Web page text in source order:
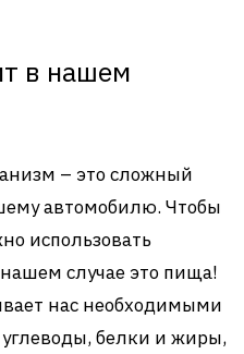
в нашем
– это сложный
автомобилю. Чтобы
использовать
случае это пища!
нас необходимыми
белки и жиры,